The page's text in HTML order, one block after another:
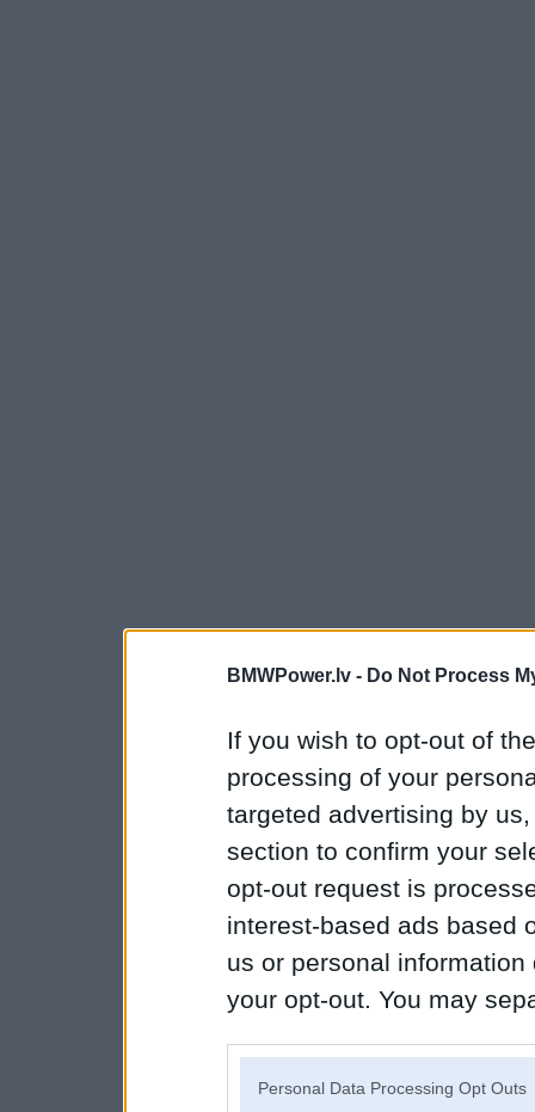
BMWPower.lv - Do Not Process
If you wish to opt-out of
processing of your
targeted advertising by
section to confirm your
opt-out request is
interest-based ads based
us or personal
your opt-out. You may
Personal Data Processing Opt Outs